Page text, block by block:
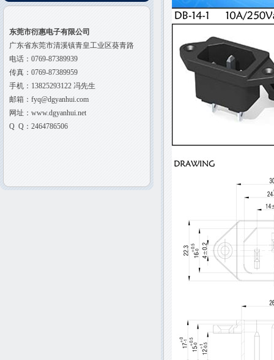
东莞市衍惠电子有限公司
广东省东莞市清溪镇青皇工业区葵青路
电话：0769-87389939
传真：0769-87389959
手机：13825293122 冯先生
邮箱：fyq@dgyanhui.com
网址：www.dgyanhui.net
Q Q：2464786506